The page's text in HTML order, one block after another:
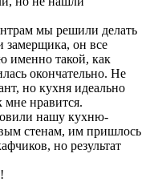
мы решили делать
замерщика, он все
именно такой, как
окончательно. Не
но кухня идеально
мне нравится.
нашу кухню-
стенам, им пришлось
но результат